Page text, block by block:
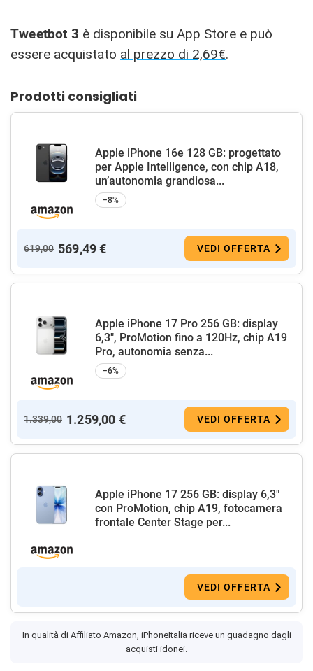
Tweetbot 3 è disponibile su App Store e può
essere acquistato al prezzo di 2,69€.
Prodotti consigliati
Apple iPhone 16e 128 GB: progettato
per Apple Intelligence, con chip A18,
un’autonomia grandiosa...
−8%
619,00 569,49 € VEDI OFFERTA
Apple iPhone 17 Pro 256 GB: display
6,3", ProMotion fino a 120Hz, chip A19
Pro, autonomia senza...
−6%
1.339,00 1.259,00 € VEDI OFFERTA
Apple iPhone 17 256 GB: display 6,3"
con ProMotion, chip A19, fotocamera
frontale Center Stage per...
VEDI OFFERTA
In qualità di Affiliato Amazon, iPhoneItalia riceve un guadagno dagli
acquisti idonei.